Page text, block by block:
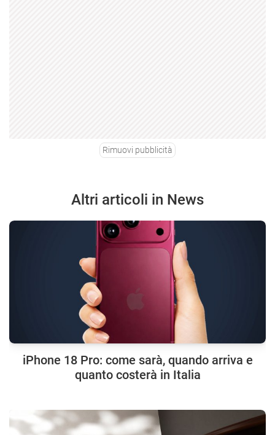
Rimuovi pubblicità
Altri articoli in News
iPhone 18 Pro: come sarà, quando arriva e
quanto costerà in Italia